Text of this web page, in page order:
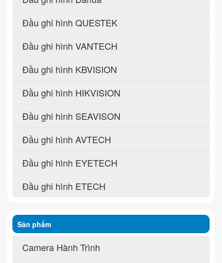
Đầu ghi hình QUESTEK
Đầu ghi hình VANTECH
Đầu ghi hình KBVISION
Đầu ghi hình HIKVISION
Đầu ghi hình SEAVISON
Đầu ghi hình AVTECH
Đầu ghi hình EYETECH
Đầu ghi hình ETECH
Sản phẩm
Camera Hành Trình